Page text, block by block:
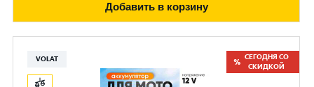
Добавить в корзину
VOLAT
СЕГОДНЯ СО
СКИДКОЙ